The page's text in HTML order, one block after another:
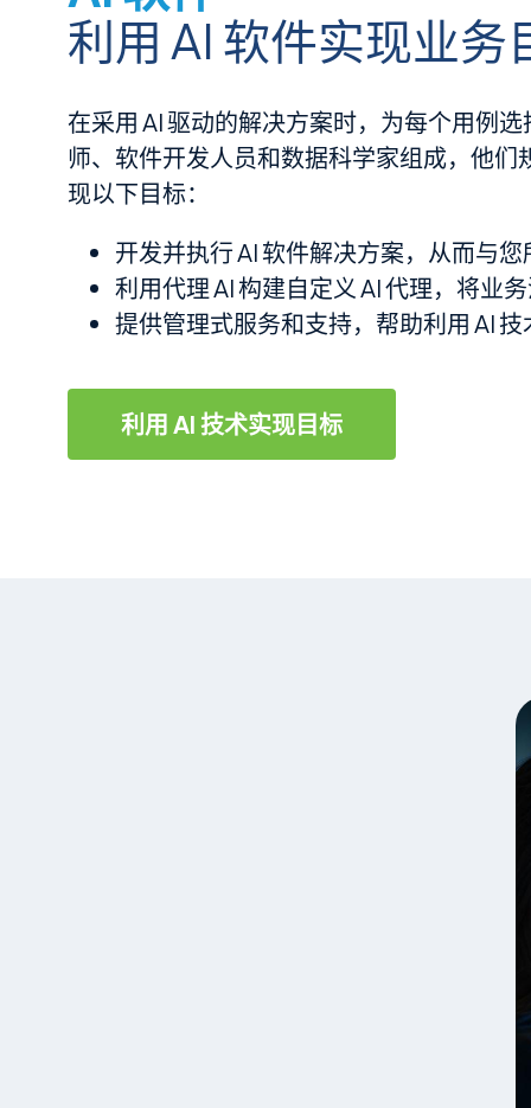
利用 AI 软件实现业
在采用 AI 驱动的解决方案时，为每个用例
师、软件开发人员和数据科学家组成，他们
现以下目标：
开发并执行 AI 软件解决方案，从而与
利用代理 AI 构建自定义 AI 代理，将业
提供管理式服务和支持，帮助利用 AI
利用 AI 技术实现目标